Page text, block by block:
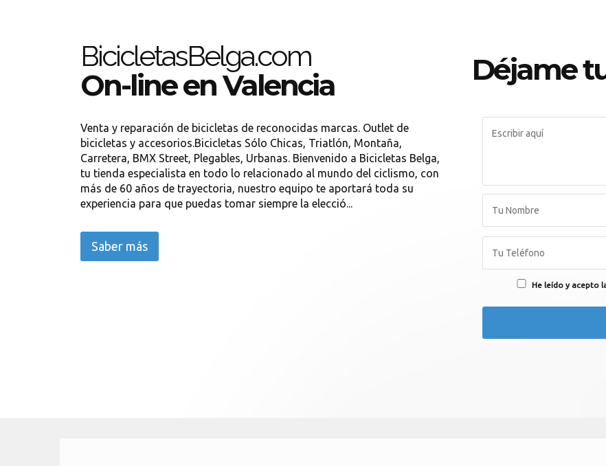
BicicletasBelga.com
On-line en Valencia
Venta y reparación de bicicletas de reconocidas marcas. Outlet de
bicicletas y accesorios.Bicicletas Sólo Chicas, Triatlón, Montaña,
Carretera, BMX Street, Plegables, Urbanas. Bienvenido a Bicicletas Belga,
tu tienda especialista en todo lo relacionado al mundo del ciclismo, con
más de 60 años de trayectoria, nuestro equipo te aportará toda su
experiencia para que puedas tomar siempre la elecció...
Saber más
Déjame
He leído y acepto